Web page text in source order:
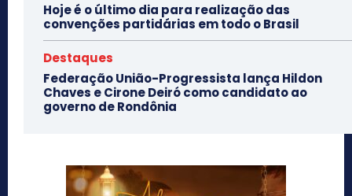
Hoje é o último dia para realização das
convenções partidárias em todo o Brasil
Destaques
Federação União-Progressista lança Hildon
Chaves e Cirone Deiró como candidato ao
governo de Rondônia